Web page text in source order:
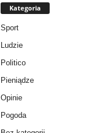
Kategoria
Sport
Ludzie
Politico
Pieniądze
Opinie
Pogoda